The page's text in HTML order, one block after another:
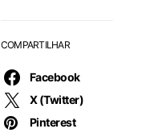
COMPARTILHAR
Facebook
X (Twitter)
Pinterest